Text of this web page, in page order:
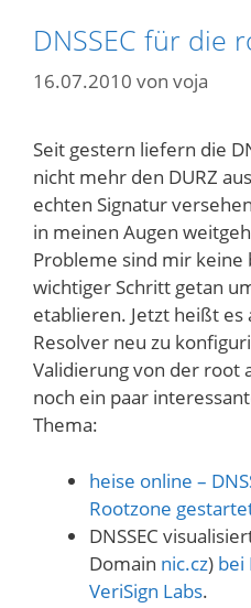
DNSSEC für die
16.07.2010 von voja
Seit gestern liefern die
nicht mehr den DURZ
echten Signatur
in meinen Augen
Probleme sind mir keine
wichtiger Schritt getan
etablieren. Jetzt heißt es
Resolver neu zu
Validierung von der root
noch ein paar
Thema:
heise online –
Rootzone
DNSSEC
Domain nic.cz) bei
VeriSign Labs.